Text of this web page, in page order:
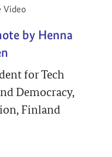
Video
by Henna
for Tech
Democracy,
Finland